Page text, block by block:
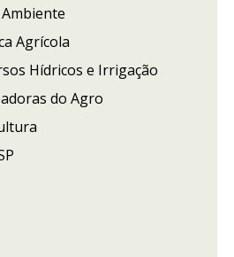
Agrícola
Hídricos e Irrigação
do Agro